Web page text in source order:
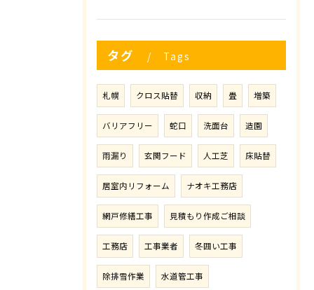
タグ Tags
札幌 クロス貼替 収納 畳 増築
バリアフリー 蛇口 洗面台 造園
雨漏り 玄関フード 人工芝 床貼替
居室内リフォーム ナオキ工務店
網戸修繕工事 見積もり作成ご相談
工務店 工事業者 冬囲い工事
除排雪作業 水道管工事